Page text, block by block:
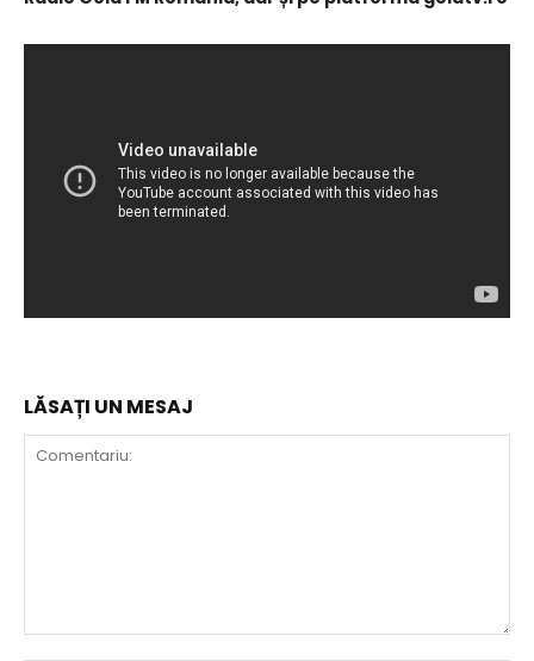
LĂSAȚI UN MESAJ